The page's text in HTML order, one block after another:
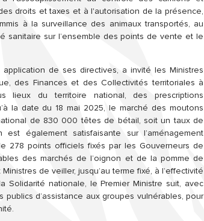
droits et taxes et à l'autorisation de la présence,
à la surveillance des animaux transportés, au
sanitaire sur l’ensemble des points de vente et le
de ses directives, a invité les Ministres
des Finances et des Collectivités territoriales à
lieux du territoire national, des prescriptions
la date du 18 mai 2025, le marché des moutons
de 830 000 têtes de bétail, soit un taux de
également satisfaisante sur l’aménagement
points officiels fixés par les Gouverneurs de
des marchés de l’oignon et de la pomme de
de veiller, jusqu’au terme fixé, à l’effectivité
nationale, le Premier Ministre suit, avec
d’assistance aux groupes vulnérables, pour